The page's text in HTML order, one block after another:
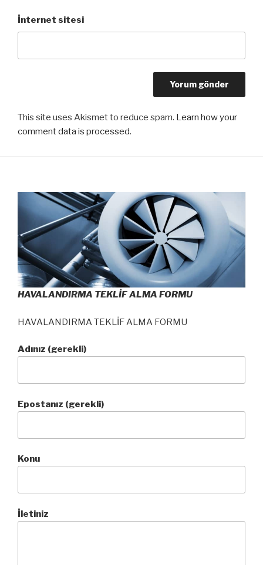
İnternet sitesi
This site uses Akismet to reduce spam. Learn how your
comment data is processed.
HAVALANDIRMA TEKLİF ALMA FORMU
HAVALANDIRMA TEKLİF ALMA FORMU
Adınız (gerekli)
Epostanız (gerekli)
Konu
İletiniz